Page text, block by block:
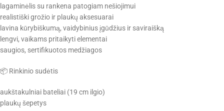
lagaminėlis su rankena patogiam nešiojimui
realistiški grožio ir plaukų aksesuarai
lavina kūrybiškumą, vaidybinius įgūdžius ir saviraišką
lengvi, vaikams pritaikyti elementai
saugios, sertifikuotos medžiagos
📦 Rinkinio sudėtis
aukštakulniai bateliai (19 cm ilgio)
plaukų šepetys